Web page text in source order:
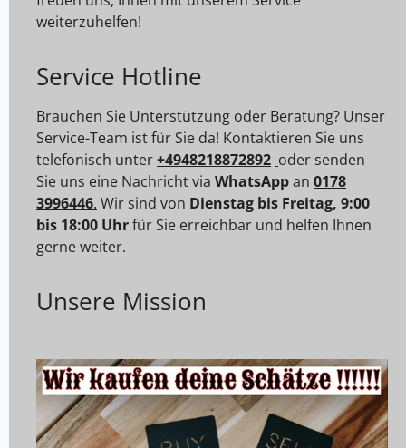
weiterzuhelfen!
Service Hotline
Brauchen Sie Unterstützung oder Beratung? Unser
Service-Team ist für Sie da! Kontaktieren Sie uns
telefonisch unter+4948218872892 oder senden
Sie uns eine Nachricht via WhatsAppan 0178
3996446. Wir sind von Dienstag bis Freitag, 9:00
bis 18:00 Uhrfür Sie erreichbar und helfen Ihnen
gerne weiter.
Unsere Mission